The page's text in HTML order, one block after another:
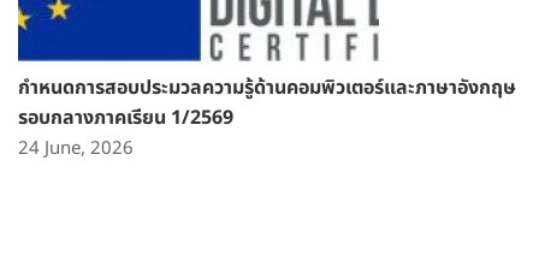
กำหนดการสอบประมวลความรู้ด้านคอมพิวเตอร์และภาษาอังกฤษ
รอบกลางภาคเรียน 1/2569
24 June, 2026